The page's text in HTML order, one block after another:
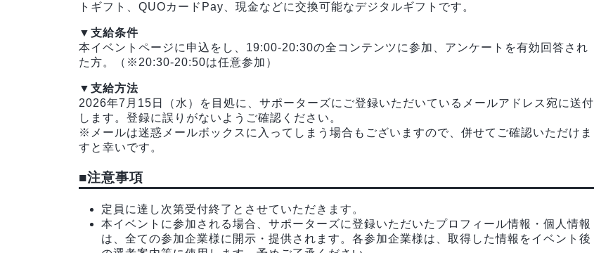
トギフト、QUOカードPay、現金などに交換可能なデジタルギフトです。
▼支給条件
本イベントページに申込をし、19:00-20:30の全コンテンツに参加、アンケートを有効回答され
た方。（※20:30-20:50は任意参加）
▼支給方法
2026年7月15日（水）を目処に、サポーターズにご登録いただいているメールアドレス宛に送付
します。登録に誤りがないようご確認ください。
※メールは迷惑メールボックスに入ってしまう場合もございますので、併せてご確認いただけま
すと幸いです。
■注意事項
定員に達し次第受付終了とさせていただきます。
本イベントに参加される場合、サポーターズに登録いただいたプロフィール情報・個人情報
は、全ての参加企業様に開示・提供されます。各参加企業様は、取得した情報をイベント後